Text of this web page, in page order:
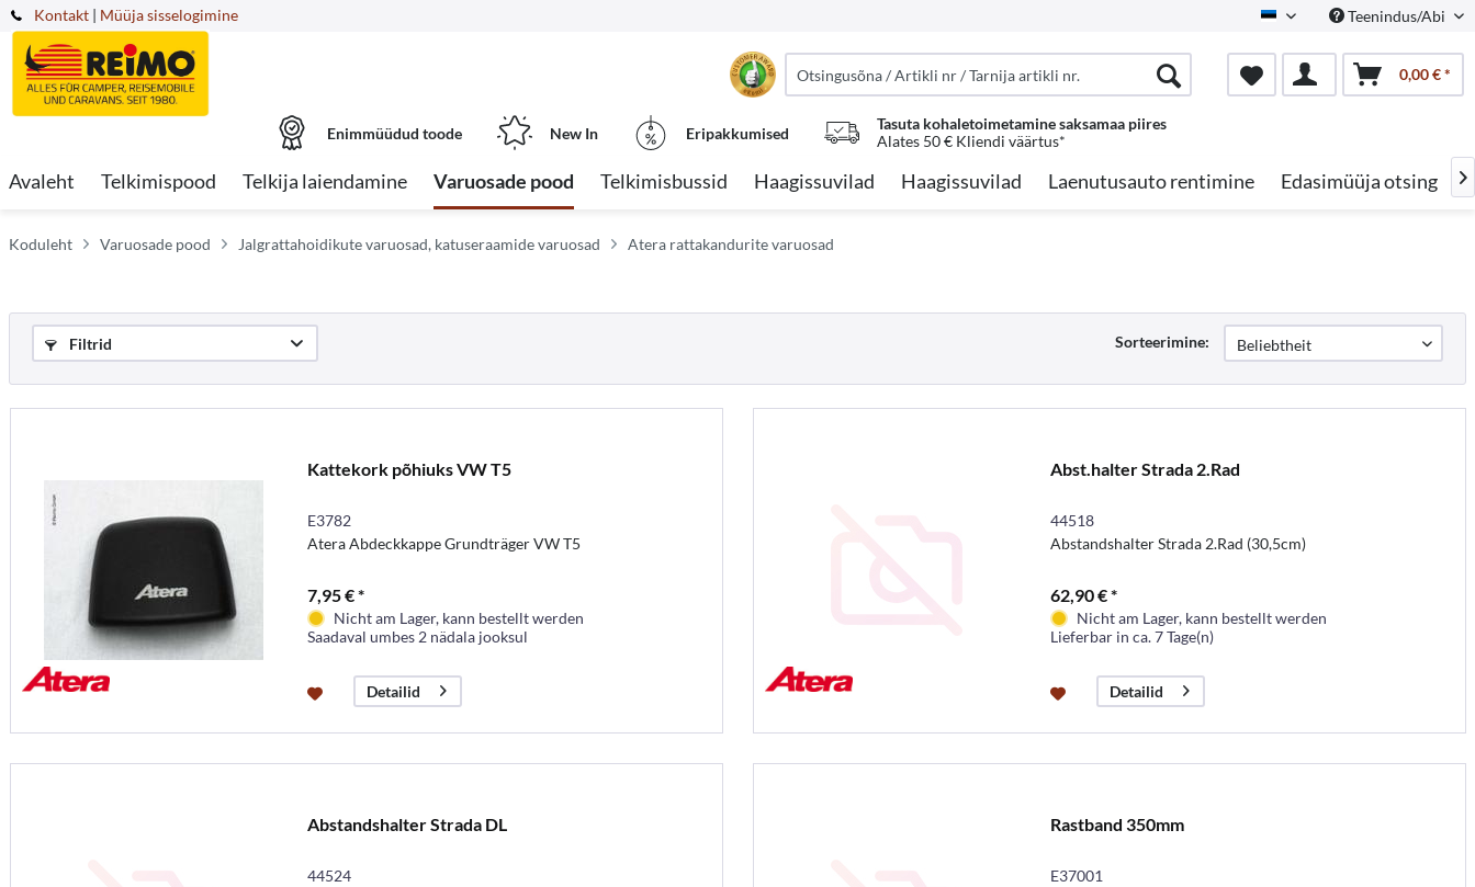
Kontakt Estonian Teenindus/Abi
| Müüja sisselogimine
0,00 € *
Enimmüüdud toode New In Eripakkumised
Tasuta kohaletoimetamine saksamaa piires
Alates 50 € Kliendi väärtus*
Avaleht Telkimispood Telkija laiendamine Varuosade pood Telkimisbussid Haagissuvilad Haagissuvilad Laenutusauto rentimine Edasimüüja otsing 
Koduleht Varuosade pood Jalgrattahoidikute varuosad, katuseraamide varuosad Atera rattakandurite varuosad
Filtrid Sorteerimine:
Kattekork põhiuks VW T5
E3782
Atera Abdeckkappe Grundträger VW T5
7,95 € *
Nicht am Lager, kann bestellt werden
Saadaval umbes 2 nädala jooksul
Detailid
Abst.halter Strada 2.Rad
44518
Abstandshalter Strada 2.Rad (30,5cm)
62,90 € *
Nicht am Lager, kann bestellt werden
Lieferbar in ca. 7 Tage(n)
Detailid
Abstandshalter Strada DL
44524
Rastband 350mm
E37001